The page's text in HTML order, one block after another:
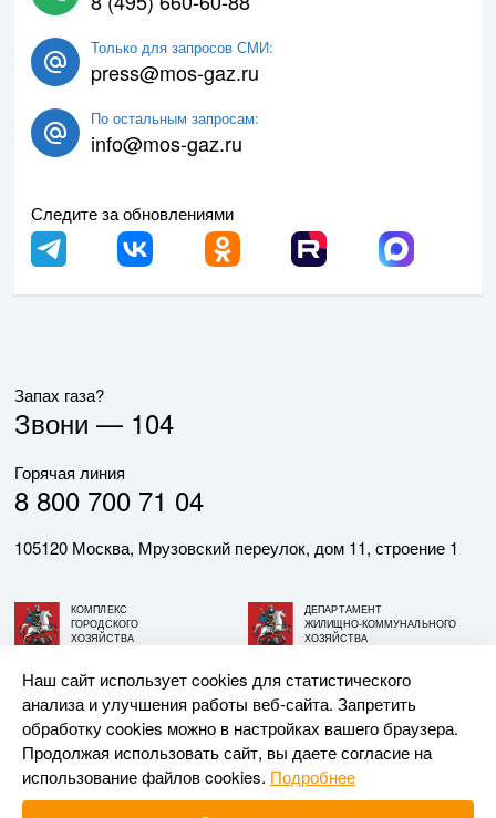
Только для запросов СМИ:
press@mos-gaz.ru
По остальным запросам:
info@mos-gaz.ru
Следите за обновлениями
Запах газа?
Звони — 104
Горячая линия
8 800 700 71 04
105120 Москва, Мрузовский переулок, дом 11, строение 1
КОМПЛЕКС
ГОРОДСКОГО
ХОЗЯЙСТВА
ДЕПАРТАМЕНТ
ЖИЛИЩНО-КОММУНАЛЬНОГО
ХОЗЯЙСТВА
© АО «МОСГАЗ», 2026. При использовании материалов
ссылка на сайт обязательна.
Разработка и поддержка —Upriver
Наш сайт использует cookies для статистического
анализа и улучшения работы веб-сайта. Запретить
обработку cookies можно в настройках вашего браузера.
Продолжая использовать сайт, вы даете согласие на
использование файлов cookies. Подробнее